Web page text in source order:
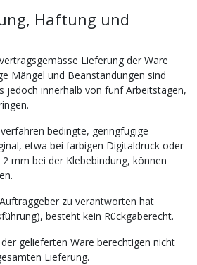
Haftung und
Lieferung der Ware
Mängel und Beanstandungen sind
jedoch innerhalb von fünf Arbeitstagen,
bedingte, geringfügige
etwa bei farbigen Digitaldruck oder
mm bei der Klebebindung, können
zu verantworten hat
besteht kein Rückgaberecht.
gelieferten Ware berechtigen nicht
Lieferung.